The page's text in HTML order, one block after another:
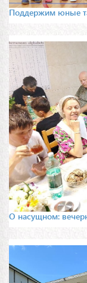
Поддержим юные
О насущном: